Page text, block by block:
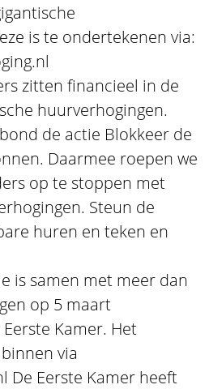
is te ondertekenen via:
zitten financieel in de
huurverhogingen.
de actie Blokkeer de
Daarmee roepen we
op te stoppen met
Steun de
huren en teken en
is samen met meer dan
op 5 maart
Kamer. Het
via
De Eerste Kamer heeft